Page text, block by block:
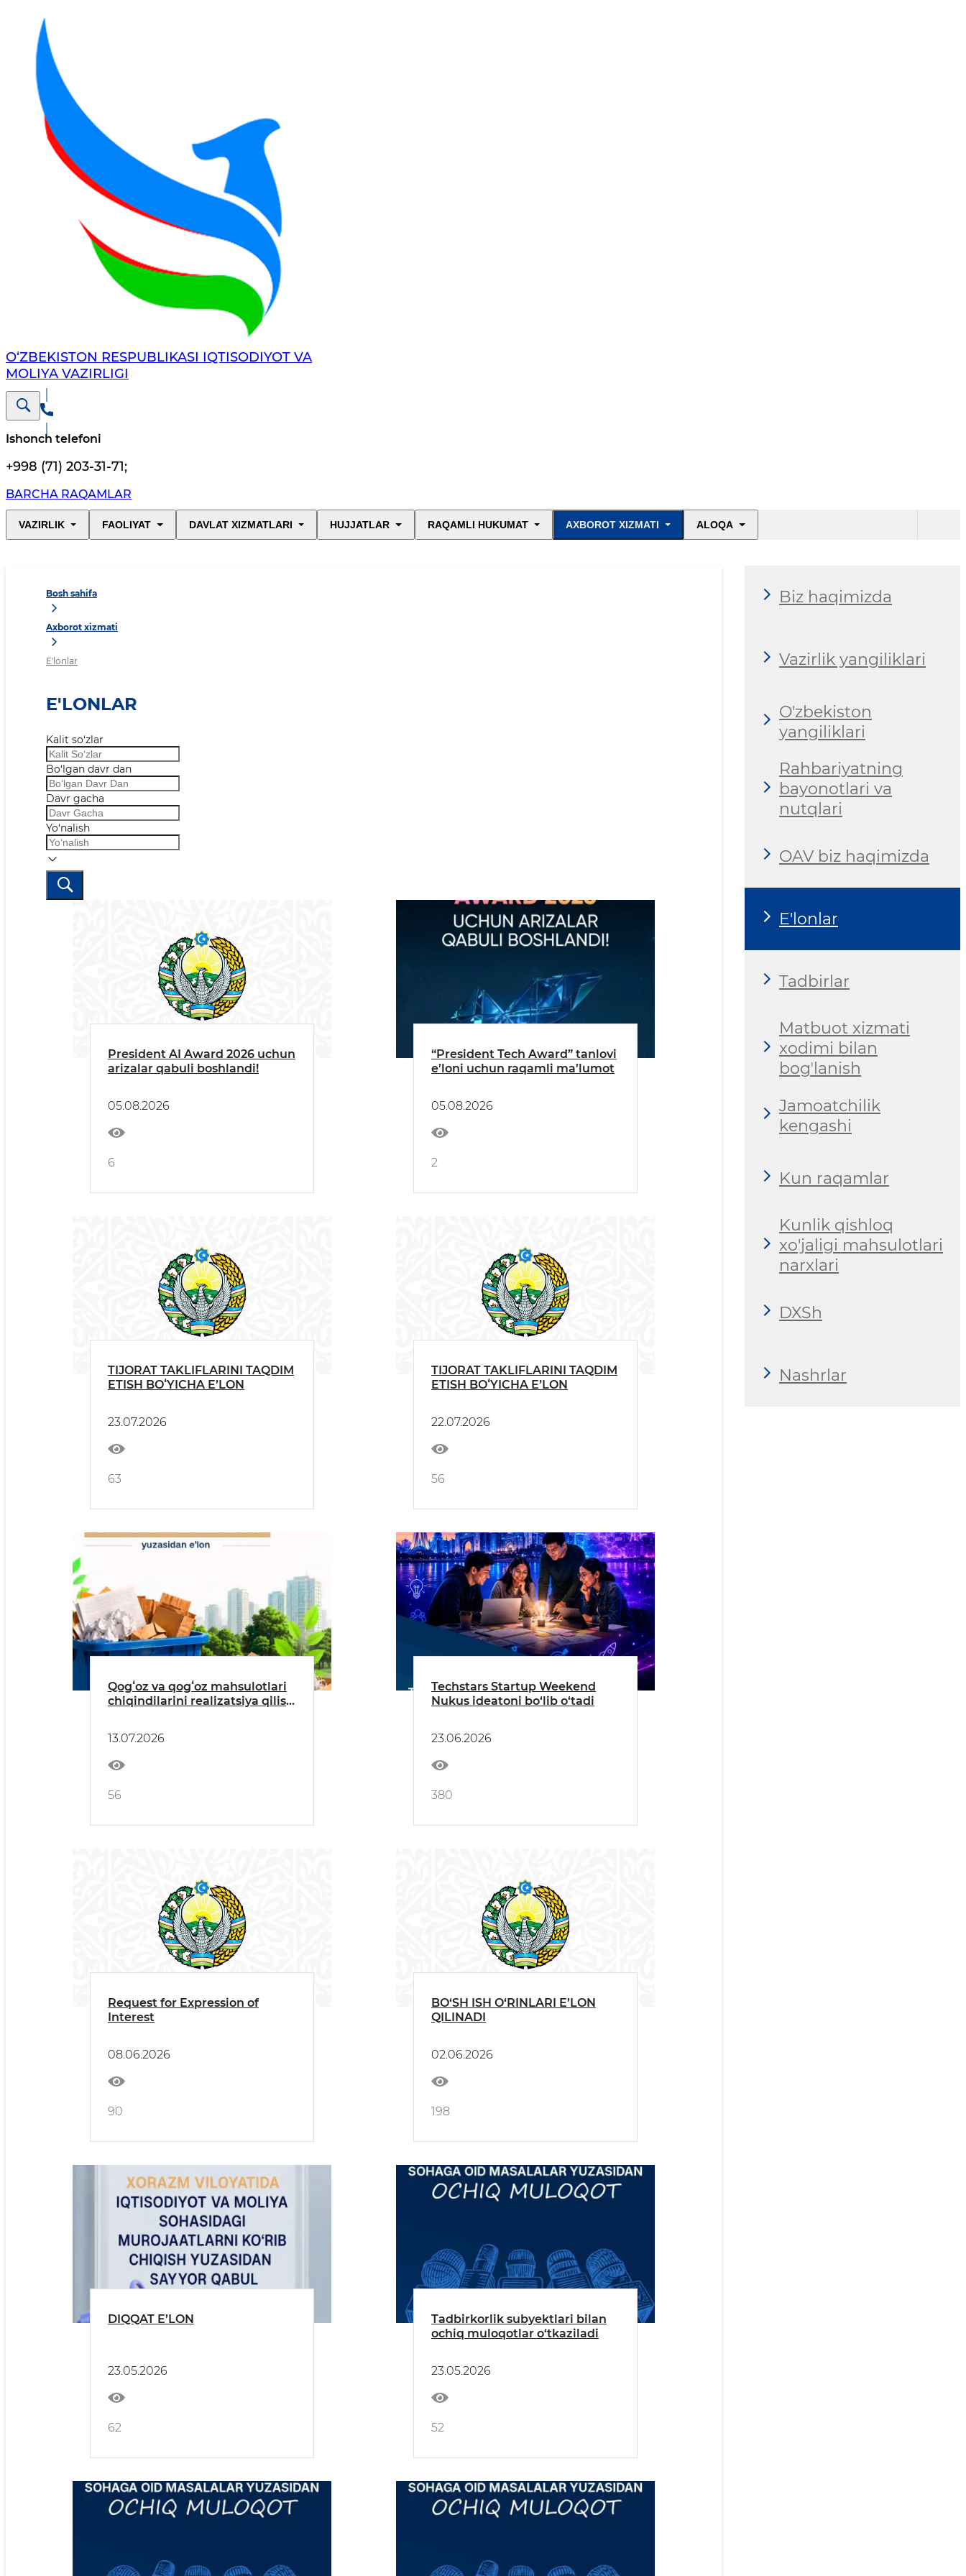
O‘ZBEKISTON RESPUBLIKASI IQTISODIYOT VA
MOLIYA VAZIRLIGI
Ishonch telefoni
+998 (71) 203-31-71;
BARCHA RAQAMLAR
VAZIRLIK FAOLIYAT DAVLAT XIZMATLARI HUJJATLAR RAQAMLI HUKUMAT AXBOROT XIZMATI ALOQA
Bosh sahifa
Axborot xizmati
E'lonlar
E'LONLAR
Kalit so‘zlar
Bo‘lgan davr dan
Davr gacha
Yo‘nalish
President AI Award 2026 uchun
arizalar qabuli boshlandi!
05.08.2026
6
“President Tech Award” tanlovi
e’loni uchun raqamli ma’lumot
05.08.2026
2
TIJORAT TAKLIFLARINI TAQDIM
ETISH BOʻYICHA EʼLON
23.07.2026
63
TIJORAT TAKLIFLARINI TAQDIM
ETISH BOʻYICHA EʼLON
22.07.2026
56
Qogʻoz va qogʻoz mahsulotlari
chiqindilarini realizatsiya qilish
shaxslarni tijorat takliflari
yuzasidan e’lon
13.07.2026
56
Techstars Startup Weekend
Nukus ideatoni bo‘lib o‘tadi
23.06.2026
380
Request for Expression of
Interest
08.06.2026
90
BO‘SH ISH O‘RINLARI E’LON
QILINADI
02.06.2026
198
DIQQAT E’LON
23.05.2026
62
Tadbirkorlik subyektlari bilan
ochiq muloqotlar o‘tkaziladi
23.05.2026
52
Biz haqimizda
Vazirlik yangiliklari
O'zbekiston
yangiliklari
Rahbariyatning
bayonotlari va
nutqlari
OAV biz haqimizda
E'lonlar
Tadbirlar
Matbuot xizmati
xodimi bilan
bogʼlanish
Jamoatchilik
kengashi
Kun raqamlar
Kunlik qishloq
xo'jaligi mahsulotlari
narxlari
DXSh
Nashrlar